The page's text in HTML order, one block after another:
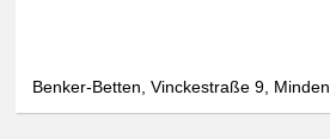
Benker-Betten, Vinckestraße 9, Minden